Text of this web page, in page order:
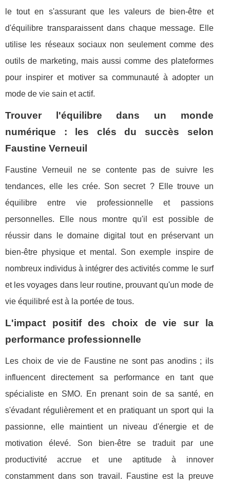
le tout en s'assurant que les valeurs de bien-être et
d'équilibre transparaissent dans chaque message. Elle
utilise les réseaux sociaux non seulement comme des
outils de marketing, mais aussi comme des plateformes
pour inspirer et motiver sa communauté à adopter un
mode de vie sain et actif.
Trouver l'équilibre dans un monde
numérique : les clés du succès selon
Faustine Verneuil
Faustine Verneuil ne se contente pas de suivre les
tendances, elle les crée. Son secret ? Elle trouve un
équilibre entre vie professionnelle et passions
personnelles. Elle nous montre qu'il est possible de
réussir dans le domaine digital tout en préservant un
bien-être physique et mental. Son exemple inspire de
nombreux individus à intégrer des activités comme le surf
et les voyages dans leur routine, prouvant qu'un mode de
vie équilibré est à la portée de tous.
L'impact positif des choix de vie sur la
performance professionnelle
Les choix de vie de Faustine ne sont pas anodins ; ils
influencent directement sa performance en tant que
spécialiste en SMO. En prenant soin de sa santé, en
s'évadant régulièrement et en pratiquant un sport qui la
passionne, elle maintient un niveau d'énergie et de
motivation élevé. Son bien-être se traduit par une
productivité accrue et une aptitude à innover
constamment dans son travail. Faustine est la preuve